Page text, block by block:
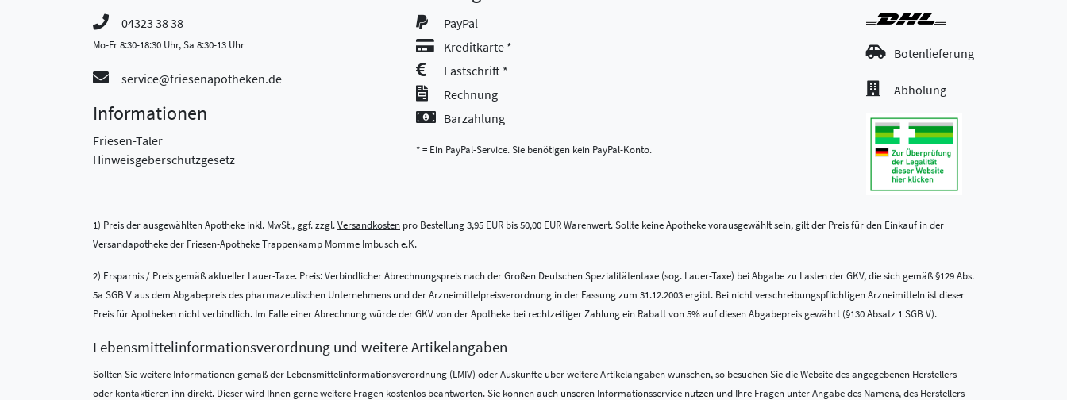
04323 38 38
Mo-Fr 8:30-18:30 Uhr, Sa 8:30-13 Uhr
service@friesenapotheken.de
Informationen
Friesen-Taler
Hinweisgeberschutzgesetz
PayPal
Kreditkarte *
Lastschrift *
Rechnung
Barzahlung
* = Ein PayPal-Service. Sie benötigen kein PayPal-Konto.
Botenlieferung
Abholung
1) Preis der ausgewählten Apotheke inkl. MwSt., ggf. zzgl.Versandkosten pro Bestellung 3,95 EUR bis 50,00 EUR Warenwert. Sollte keine Apotheke vorausgewählt sein, gilt der Preis für den Einkauf in der
Versandapotheke der Friesen-Apotheke Trappenkamp Momme Imbusch e.K.
2) Ersparnis / Preis gemäß aktueller Lauer-Taxe. Preis: Verbindlicher Abrechnungspreis nach der Großen Deutschen Spezialitätentaxe (sog. Lauer-Taxe) bei Abgabe zu Lasten der GKV, die sich gemäß §129 Abs.
5a SGB V aus dem Abgabepreis des pharmazeutischen Unternehmens und der Arzneimittelpreisverordnung in der Fassung zum 31.12.2003 ergibt. Bei nicht verschreibungspflichtigen Arzneimitteln ist dieser
Preis für Apotheken nicht verbindlich. Im Falle einer Abrechnung würde der GKV von der Apotheke bei rechtzeitiger Zahlung ein Rabatt von 5% auf diesen Abgabepreis gewährt (§130 Absatz 1 SGB V).
Lebensmittel­informations­verordnung und weitere Artikelangaben
Sollten Sie weitere Informationen gemäß der Lebensmittel­informations­verordnung (LMIV) oder Auskünfte über weitere Artikelangaben wünschen, so besuchen Sie die Website des angegebenen Herstellers
oder kontaktieren ihn direkt. Dieser wird Ihnen gerne weitere Fragen kostenlos beantworten. Sie können auch unseren Informationsservice nutzen und Ihre Fragen unter Angabe des Namens, des Herstellers